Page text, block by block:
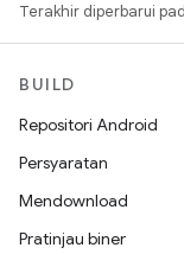
Terakhir diperbarui
BUILD
Repositori Android
Persyaratan
Mendownload
Pratinjau biner